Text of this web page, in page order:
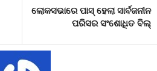
ଲୋକସଭାରେ ପାସ୍ ହେଲା ସାର୍ବଜନୀନ
ପରିସର ସଂଶୋଧିତ ବିଲ୍